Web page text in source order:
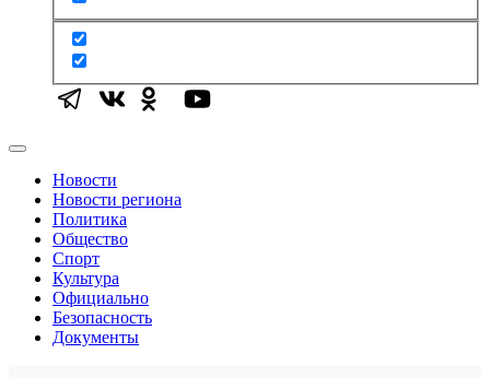
Новости
Новости региона
Политика
Общество
Спорт
Культура
Официально
Безопасность
Документы